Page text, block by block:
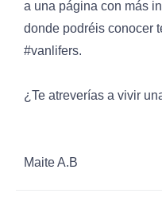
a una página con más
donde podréis conocer
#vanlifers.
¿Te atreverías a vivir
Maite A.B